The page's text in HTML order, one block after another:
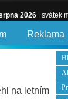
2026 | svátek
Reklama
na letním